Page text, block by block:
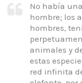
No había
hombre; los
hombres,
animales y
estas
red infinita